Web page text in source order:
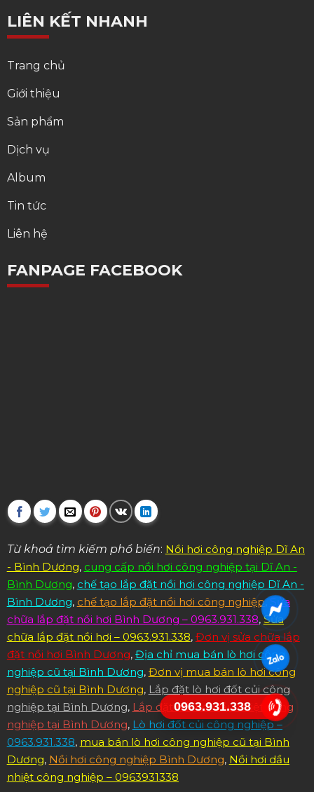
LIÊN KẾT NHANH
Trang chủ
Giới thiệu
Sản phẩm
Dịch vụ
Album
Tin tức
Liên hệ
FANPAGE FACEBOOK
Từ khoá tìm kiếm phổ biến: Nồi hơi công nghiệp Dĩ An
- Bình Dương, cung cấp nồi hơi công nghiệp tại Dĩ An -
Bình Dương, chế tạo lắp đặt nồi hơi công nghiệp Dĩ An -
Bình Dương, chế tạo lắp đặt nồi hơi công nghiệp,Sửa
chữa lắp đặt nồi hơi Bình Dương – 0963.931.338,Sửa
chữa lắp đặt nồi hơi – 0963.931.338, Đơn vị sửa chữa lắp
đặt nồi hơi Bình Dương, Địa chỉ mua bán lò hơi công
nghiệp cũ tại Bình Dương, Đơn vị mua bán lò hơi công
nghiệp cũ tại Bình Dương, Lắp đặt lò hơi đốt củi công
nghiệp tại Bình Dương, Lắp đặt nồi hơi dầu nhiệt công
nghiệp tại Bình Dương, Lò hơi đốt củi công nghiệp –
0963.931.338, mua bán lò hơi công nghiệp cũ tại Bình
Dương, Nồi hơi công nghiệp Bình Dương, Nồi hơi dầu
nhiệt công nghiệp – 0963931338
0963.931.338